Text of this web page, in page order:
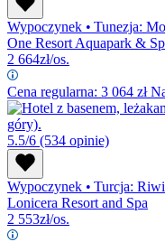
Wypoczynek • Tunezja:
One Resort Aquapark &
2 664zł/os.
Cena regularna: 3 064 zł
5.5/6 (534 opinie)
Wypoczynek • Turcja:
Lonicera Resort and Spa
2 553zł/os.